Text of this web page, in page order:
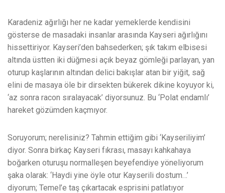
Karadeniz ağırlığı her ne kadar yemeklerde kendisini
gösterse de masadaki insanlar arasında Kayseri ağırlığını
hissettiriyor. Kayseri’den bahsederken; şık takım elbisesi
altında üstten iki düğmesi açık beyaz gömleği parlayan, yan
oturup kaşlarının altından delici bakışlar atan bir yiğit, sağ
elini de masaya öle bir dirsekten bükerek dikine koyuyor ki,
‘az sonra racon sıralayacak’ diyorsunuz. Bu ‘Polat endamlı’
hareket gözümden kaçmıyor.
Soruyorum; nerelisiniz? Tahmin ettiğim gibi ‘Kayseriliyim’
diyor. Sonra birkaç Kayseri fıkrası, masayı kahkahaya
boğarken oturuşu normalleşen beyefendiye yöneliyorum
şaka olarak: ‘Haydi yine öyle otur Kayserili dostum…’
diyorum; Temel’e taş çıkartacak esprisini patlatıyor